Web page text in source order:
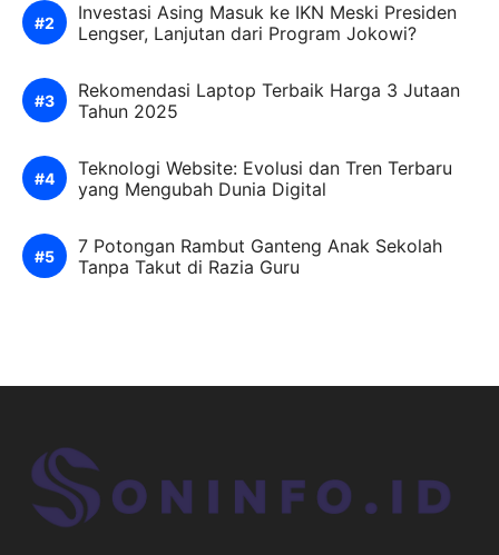
Investasi Asing Masuk ke IKN Meski Presiden
Lengser, Lanjutan dari Program Jokowi?
Rekomendasi Laptop Terbaik Harga 3 Jutaan
Tahun 2025
Teknologi Website: Evolusi dan Tren Terbaru
yang Mengubah Dunia Digital
7 Potongan Rambut Ganteng Anak Sekolah
Tanpa Takut di Razia Guru